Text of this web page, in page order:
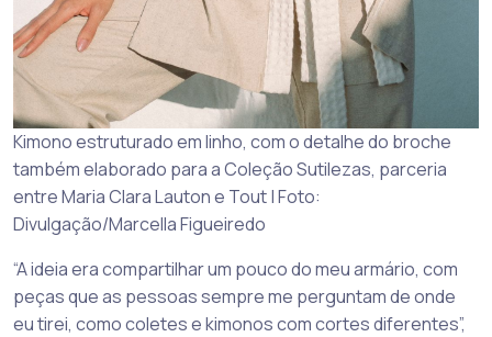
Kimono estruturado em linho, com o detalhe do broche
também elaborado para a Coleção Sutilezas, parceria
entre Maria Clara Lauton e Tout | Foto:
Divulgação/Marcella Figueiredo
“A ideia era compartilhar um pouco do meu armário, com
peças que as pessoas sempre me perguntam de onde
eu tirei, como coletes e kimonos com cortes diferentes”,